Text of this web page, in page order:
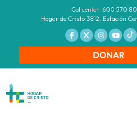
Callcenter: 600 570
Hogar de Cristo 3812, Estación
DONAR